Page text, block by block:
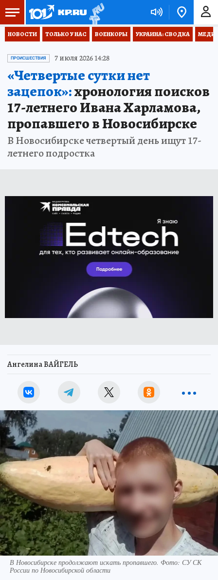
НОВОСТИ ТОЛЬКО У НАС ВОЕНКОРЫ УКРАИНА: СВОДКА
ПРОИСШЕСТВИЯ 7 июля 2026 14:28
«Четвертые сутки нет
зацепок»:хронология поисков
17-летнего Ивана Харламова,
пропавшего в Новосибирске
В Новосибирске четвертый день ищут 17-
летнего подростка
Ангелина ВАЙГЕЛЬ
В Новосибирске продолжают искать пропавшего. Фото: СУ СК
России по Новосибирской области